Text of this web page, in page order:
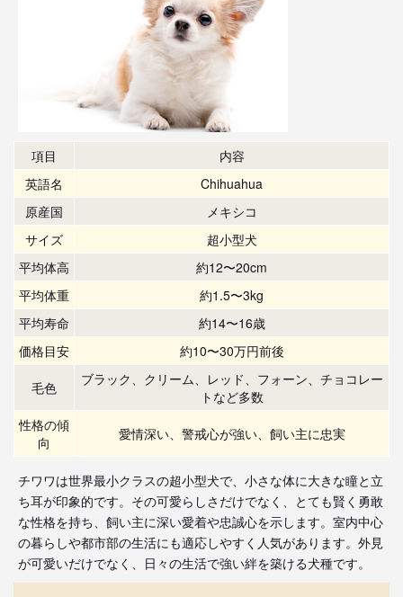
項目
内容
英語名
Chihuahua
原産国
メキシコ
サイズ
超小型犬
平均体高
約12〜20cm
平均体重
約1.5〜3kg
平均寿命
約14〜16歳
価格目安
約10〜30万円前後
毛色
ブラック、クリーム、レッド、フォーン、チョコレー
トなど多数
性格の傾
向
愛情深い、警戒心が強い、飼い主に忠実
チワワは世界最小クラスの超小型犬で、小さな体に大きな瞳と立
ち耳が印象的です。その可愛らしさだけでなく、とても賢く勇敢
な性格を持ち、飼い主に深い愛着や忠誠心を示します。室内中心
の暮らしや都市部の生活にも適応しやすく人気があります。外見
が可愛いだけでなく、日々の生活で強い絆を築ける犬種です。